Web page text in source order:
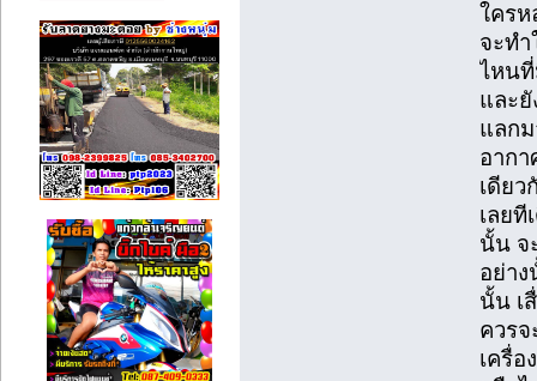
ใครห
จะท
ไหนที่
และยั
แลกม
อากา
เดียว
เลยที
นั้น จ
อย่าง
นั้น เ
ควรจ
เครื่อ